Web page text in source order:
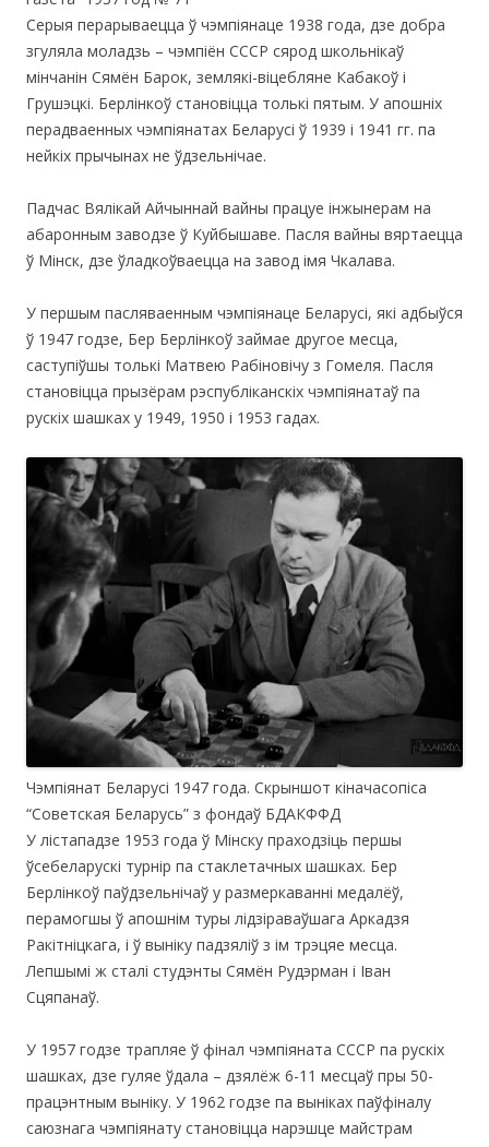
Серыя перарываецца ў чэмпіянаце 1938 года, дзе добра
згуляла моладзь – чэмпіён СССР сярод школьнікаў
мінчанін Сямён Барок, землякі-віцебляне Кабакоў і
Грушэцкі. Берлінкоў становіцца толькі пятым. У апошніх
перадваенных чэмпіянатах Беларусі ў 1939 і 1941 гг. па
нейкіх прычынах не ўдзельнічае.
Падчас Вялікай Айчыннай вайны працуе інжынерам на
абаронным заводзе ў Куйбышаве. Пасля вайны вяртаецца
ў Мінск, дзе ўладкоўваецца на завод імя Чкалава.
У першым пасляваенным чэмпіянаце Беларусі, які адбыўся
ў 1947 годзе, Бер Берлінкоў займае другое месца,
саступіўшы толькі Матвею Рабіновічу з Гомеля. Пасля
становіцца прызёрам рэспубліканскіх чэмпіянатаў па
рускіх шашках у 1949, 1950 і 1953 гадах.
Чэмпіянат Беларусі 1947 года. Скрыншот кіначасопіса
“Советская Беларусь” з фондаў БДАКФФД
У лістападзе 1953 года ў Мінску праходзіць першы
ўсебеларускі турнір па стаклетачных шашках. Бер
Берлінкоў паўдзельнічаў у размеркаванні медалёў,
перамогшы ў апошнім туры лідзіраваўшага Аркадзя
Ракітніцкага, і ў выніку падзяліў з ім трэцяе месца.
Лепшымі ж сталі студэнты Сямён Рудэрман і Іван
Сцяпанаў.
У 1957 годзе трапляе ў фінал чэмпіяната СССР па рускіх
шашках, дзе гуляе ўдала – дзялёж 6-11 месцаў пры 50-
працэнтным выніку. У 1962 годзе па выніках паўфіналу
саюзнага чэмпіянату становіцца нарэшце майстрам